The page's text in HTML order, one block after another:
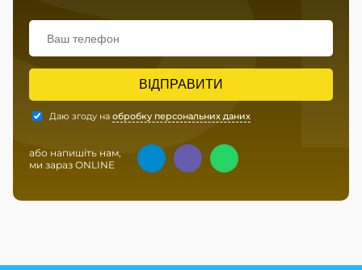
ВІДПРАВИТИ
Даю згоду на обробку персональних даних
або напишіть нам,
ми зараз ONLINE